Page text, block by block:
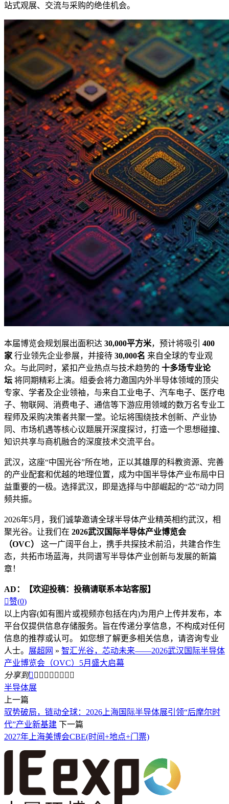
站式观展、交流与采购的绝佳机会。
本届博览会规划展出面积达 30,000平方米，预计将吸引 400
家 行业领先企业参展，并接待 30,000名 来自全球的专业观
众。与此同时，紧扣产业热点与技术趋势的 十多场专业论
坛 将同期精彩上演。组委会将力邀国内外半导体领域的顶尖
专家、学者及企业领袖，与来自工业电子、汽车电子、医疗电
子、物联网、消费电子、通信等下游应用领域的数万名专业工
程师及采购决策者共聚一堂。论坛将围绕技术创新、产业协
同、市场机遇等核心议题展开深度探讨，打造一个思想碰撞、
知识共享与商机融合的深度技术交流平台。
武汉，这座“中国光谷”所在地，正以其雄厚的科教资源、完善
的产业配套和优越的地理位置，成为中国半导体产业布局中日
益重要的一极。选择武汉，即是选择与中部崛起的“芯”动力同
频共振。
2026年5月，我们诚挚邀请全球半导体产业精英相约武汉，相
聚光谷。让我们在 2026武汉国际半导体产业博览会
（OVC）
这一广阔平台上，携手共探技术前沿，共建合作生
态，共拓市场蓝海，共同谱写半导体产业创新与发展的新篇
章！
AD：
【欢迎投稿：投稿请联系本站客服】
赞(0)
以上内容(如有图片或视频亦包括在内)为用户上传并发布，本
平台仅提供信息存储服务。旨在传递分享信息，不构成对任何
信息的推荐或认可。 如您想了解更多相关信息，请咨询专业
人士。 展超网 » 智汇光谷，芯动未来——2026武汉国际半导体
产业博览会（OVC）5月盛大启幕
分享到        
半导体展
上一篇
驭势破局，链动全球：2026上海国际半导体展引领“后摩尔时
代”产业新基建 下一篇
2027年上海美博会CBE(时间+地点+门票)